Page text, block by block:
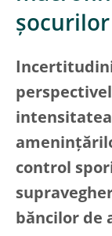
control
băncilor de